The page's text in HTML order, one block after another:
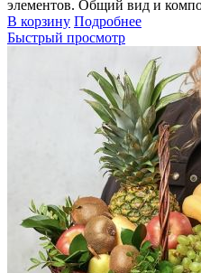
элементов. Общий вид и
В корзину Подробнее
Быстрый просмотр